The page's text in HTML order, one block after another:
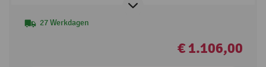
27 Werkdagen
€ 1.106,00